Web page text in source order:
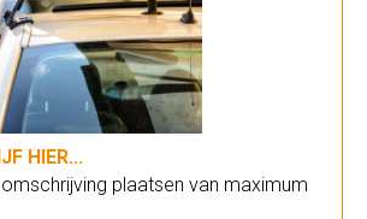
HIER...
plaatsen van maximum